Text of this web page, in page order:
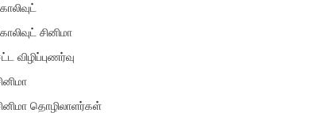
சினிமா
விழிப்புணர்வு
தொழிலாளர்கள்